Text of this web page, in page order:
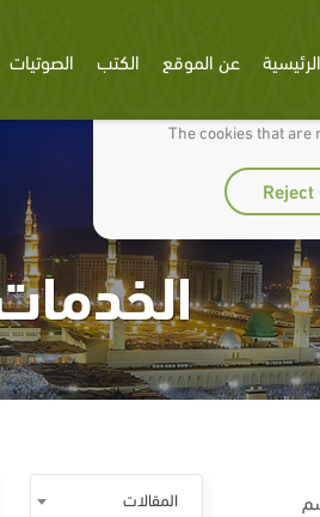
We use cookies to make
The cookies that are
Reject
الرئيسية عن الموقع الكتب الصوتيات
المقالات